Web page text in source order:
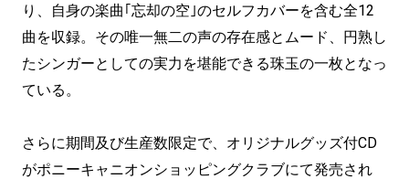
り、自身の楽曲｢忘却の空｣のセルフカバーを含む全12
曲を収録。その唯一無二の声の存在感とムード、円熟し
たシンガーとしての実力を堪能できる珠玉の一枚となっ
ている。
さらに期間及び生産数限定で、オリジナルグッズ付CD
がポニーキャニオンショッピングクラブにて発売され